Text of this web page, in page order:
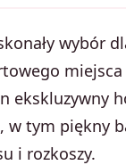
wybór
ekskluzywny
tym piękny
i rozkoszy.